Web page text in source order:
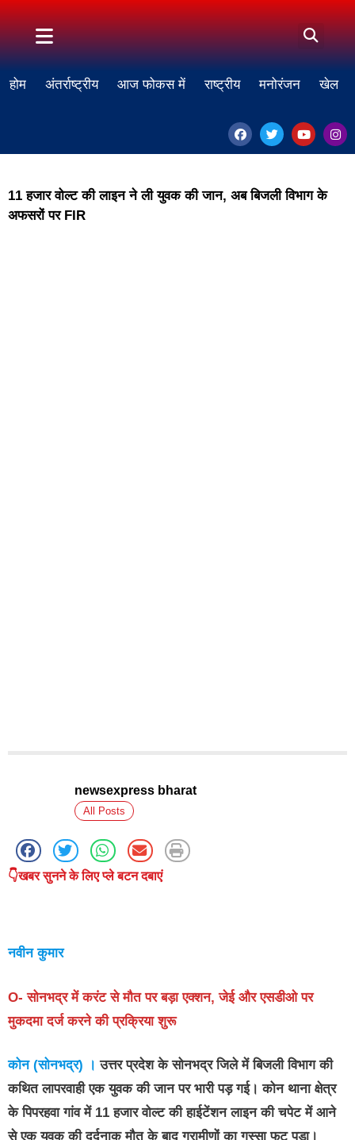
होम अंतर्राष्ट्रीय आज फोकस में राष्ट्रीय मनोरंजन खेल
11 हजार वोल्ट की लाइन ने ली युवक की जान, अब बिजली विभाग के
अफसरों पर FIR
newsexpress bharat
All Posts
👇खबर सुनने के लिए प्ले बटन दबाएं
नवीन कुमार
O- सोनभद्र में करंट से मौत पर बड़ा एक्शन, जेई और एसडीओ पर
मुकदमा दर्ज करने की प्रक्रिया शुरू
कोन (सोनभद्र) । उत्तर प्रदेश के सोनभद्र जिले में बिजली विभाग की
कथित लापरवाही एक युवक की जान पर भारी पड़ गई। कोन थाना क्षेत्र
के पिपरहवा गांव में 11 हजार वोल्ट की हाईटेंशन लाइन की चपेट में आने
से एक युवक की दर्दनाक मौत के बाद ग्रामीणों का गुस्सा फूट पड़ा।